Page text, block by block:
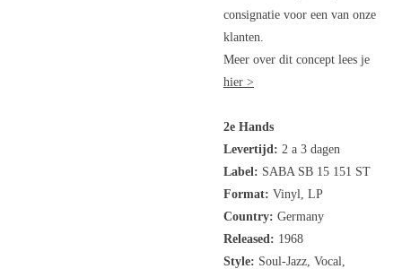
consignatie voor een van onze
klanten.
Meer over dit concept lees je
hier >
2e Hands
Levertijd: 2 a 3 dagen
Label: SABA SB 15 151 ST
Format: Vinyl, LP
Country: Germany
Released: 1968
Style: Soul-Jazz, Vocal,